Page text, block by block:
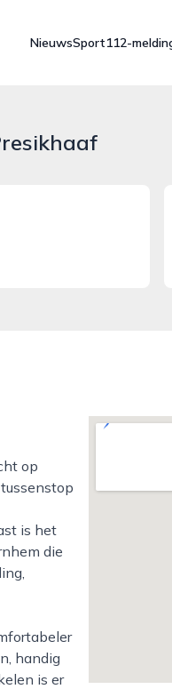
NieuwsSport112-
is het
die
handig
is er